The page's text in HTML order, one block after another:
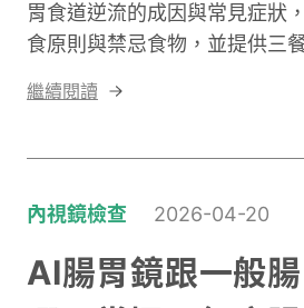
胃食道逆流的成因與常見症狀
食原則與禁忌食物，並提供三
及專業的腸胃檢查辦法。
繼續閱讀
內視鏡檢查 2026-04-20
AI腸胃鏡跟一般